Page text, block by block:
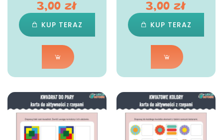
3,00zł
KUP TERAZ
3,00zł
KUP TERAZ